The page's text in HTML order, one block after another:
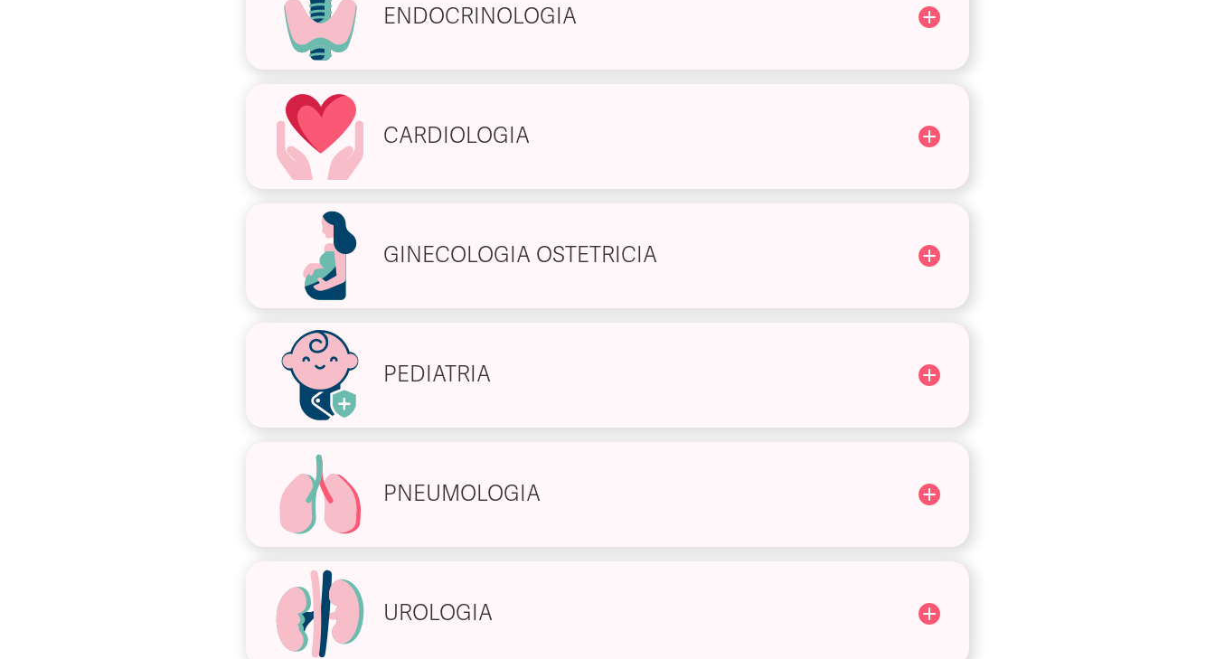
ENDOCRINOLOGIA
CARDIOLOGIA
GINECOLOGIA OSTETRICIA
PEDIATRIA
PNEUMOLOGIA
UROLOGIA